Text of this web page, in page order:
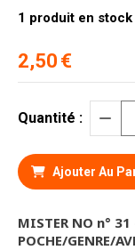
2,50 €
1 produit en stock
Quantité :
Ajouter Au
MISTER NO n° 31
POCHE/GENRE/